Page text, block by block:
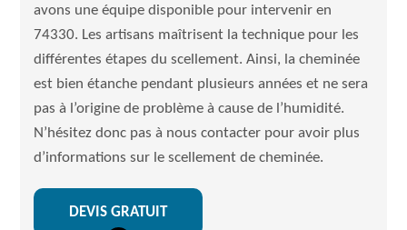
avons une équipe disponible pour intervenir en
74330. Les artisans maîtrisent la technique pour les
différentes étapes du scellement. Ainsi, la cheminée
est bien étanche pendant plusieurs années et ne sera
pas à l’origine de problème à cause de l’humidité.
N’hésitez donc pas à nous contacter pour avoir plus
d’informations sur le scellement de cheminée.
DEVIS GRATUIT